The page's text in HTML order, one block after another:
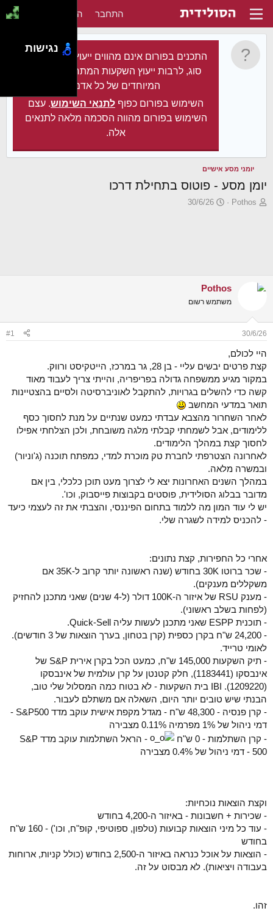
התחבר הירשם
התכנים בפורום אינם מהווים ייעוץ מקצועי מכל
סוג, לרבות ייעוץ השקעות המתחשב בצרכיו
המיוחדים של כל אדם.
השימוש בפורום כפוף לתנאי השימוש. עצם
השימוש בפורום מהווה הסכמה מלאה לתנאים
אלה.
יומני מסע אישיים
יומן מסע - פוטוס בתחילת דרכו
פ
Pothos
פ
ר
י
30/6/26
Pothos
משתמש רשום
30/6/26
#1
היי לכולם,
קצת פרטים יבשים עליי - בן 28, גר במרכז, הייטקיסט ורווק.
במקור מגיע ממשפחה גדולה בפריפריה, והייתי צריך לעבוד מאוד
קשה כדי להשלים בגרויות, להתקבל לאוניברסיטה ולסיים בהצטיינות
תואר במדעי המחשב
לאחר השחרור מהצבא עבדתי כמעט שנתיים על מנת לחסוך כסף
ללימודים, אבל לשמחתי קבלתי מלגה משובחת, ולכן הצלחתי אפילו
לחסוך קצת במהלך הלימודים.
לאחרונה הצטרפתי לחברת טק מוכרת למדי, כמפתח תוכנה (ג'וניור)
ובמשרה מלאה.
במהלך השנים האחרונות יצא לי לצרוך מעט תוכן כלכלי, בין אם
מדובר בבלוג הסולידית, פוסטים בקבוצות פייסבוק, וכו'.
יש לי עוד המון מה ללמוד בתחום הפיננסי, והצבתי את זה לעצמי כיעד
- להכניס למידה לשגרה שלי.
אחרי כל החפירות, קצת נתונים:
- שכר ברוטו 30K בחודש (שנה ראשונה יותר קרוב ל-35K אם
משקללים מענקים).
- מענק RSU של איזור ה-100K דולר (ל-4 שנים) שאני מתכנן להחזיק
(לפחות בשלב ראשוני).
- תוכנית ESPP שאני מתכנן לעשות עליה Quick-Sell.
- 24,200 ש"ח בקרן כספית (קרן בטחון, בערך הוצאות של 3 חודשים).
לאומי טרייד.
- תיק השקעות 145,000 ש"ח, כמעט הכל בקרן אירית S&P של
אינבסקו (1183441), חלק קטנטן על קרן עולמית של אינבסקו
(1209220). IBI בית השקעות - לא בטוח כמה המסלול שלי טוב,
הבנתי שיש טובים יותר היום, השאלה אם משתלם לעבור.
- קרן פנסיה - 48,300 ש"ח - מגדל מקפת אישית עוקב מדד S&P500 -
דמי ניהול של 1% מפרמיה 0.11% מצבירה
- קרן השתלמות - 0 ש"ח
- הראל השתלמות עוקב מדד S&P
500 - דמי ניהול של 0.4% מצבירה
וקצת הוצאות נוכחיות:
- שכירות + חשבונות - באיזור ה-4,200 בחודש
- עוד כל מיני הוצאות קבועות (טלפון, ספוטיפי, קופ"ח, וכו') - 160 ש"ח
בחודש
- הוצאות על אוכל כנראה באיזור ה-2,500 בחודש (כולל קניות, ארוחות
בעבודה ויציאות). לא מבסוט על זה.
זהו.
נגישות